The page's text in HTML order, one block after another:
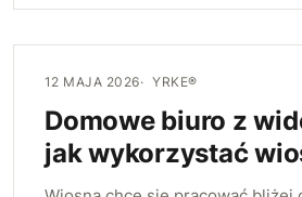
12 MAJA 2026 YRKE®
Domowe biuro z
jak wykorzystać